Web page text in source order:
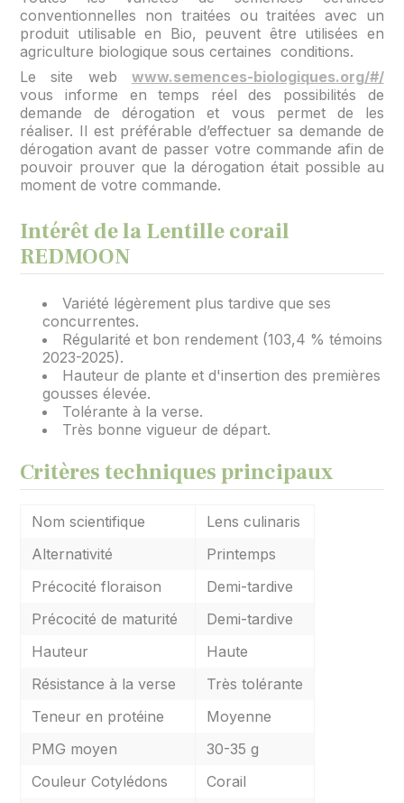
conventionnelles non traitées ou traitées avec un
produit utilisable en Bio, peuvent être utilisées en
agriculture biologique sous certaines conditions.
Le site web www.semences-biologiques.org/#/
vous informe en temps réel des possibilités de
demande de dérogation et vous permet de les
réaliser. Il est préférable d’effectuer sa demande de
dérogation avant de passer votre commande afin de
pouvoir prouver que la dérogation était possible au
moment de votre commande.
Intérêt de la Lentille corail
REDMOON
Variété légèrement plus tardive que ses
concurrentes.
Régularité et bon rendement (103,4 % témoins
2023-2025).
Hauteur de plante et d'insertion des premières
gousses élevée.
Tolérante à la verse.
Très bonne vigueur de départ.
Critères techniques principaux
Nom scientifique
Lens culinaris
Alternativité
Printemps
Précocité floraison
Demi-tardive
Précocité de maturité
Demi-tardive
Hauteur
Haute
Résistance à la verse
Très tolérante
Teneur en protéine
Moyenne
PMG moyen
30-35 g
Couleur Cotylédons
Corail